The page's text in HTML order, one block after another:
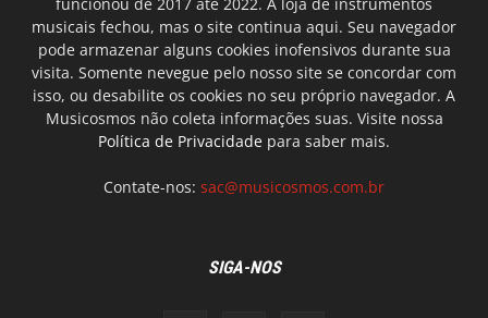
musicais fechou, mas o site continua aqui. Seu navegador
pode armazenar alguns cookies inofensivos durante sua
visita. Somente nevegue pelo nosso site se concordar com
isso, ou desabilite os cookies no seu próprio navegador. A
Musicosmos não coleta informações suas. Visite nossa
Política de Privacidade para saber mais.
Contate-nos: sac@musicosmos.com.br
SIGA-NOS